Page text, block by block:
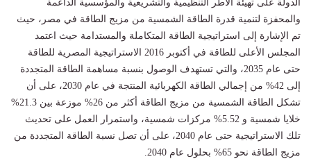
الدولة على تهيئة الأطر التنظيمية والتشريعية والمؤسسية الداعمة
والمحفزة لتنمية قدرة الطاقة الشمسية من مزيج الطاقة في مصر، حيث
تم الإشارة إلى استراتيجية الطاقة المتكاملة والمستدامة حيث اعتمد
المجلس الأعلى للطاقة في أكتوبر 2016 الاستراتيجية المصرية للطاقة
حتى عام 2035، والتي تستهدف الوصول بنسبة مساهمة الطاقة المتجددة
إلى 42% من إجمالي الطاقة الكهربائية المنتجة في عام 2030، على أن
تشكل الطاقة الشمسية من مزيج الطاقة أكثر من 26% موزعة بين 21.3%
خلايا شمسية و 5.52% مركزات شمسية، واستمرار العمل على تحديث
تلك الاستراتيجية حتى عام 2040، على أن تصل نسبة الطاقة المتجددة من
مزيج الطاقة نحو 65% بحلول عام 2040.